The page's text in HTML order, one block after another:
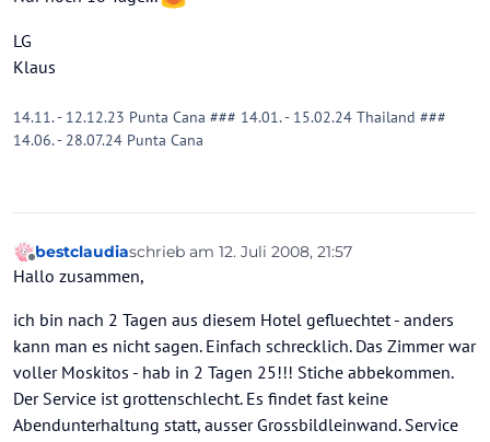
LG
Klaus
14.11. - 12.12.23 Punta Cana ### 14.01. - 15.02.24 Thailand ###
14.06. - 28.07.24 Punta Cana
Offline
bestclaudiaschrieb am 12. Juli 2008, 21:57
zuletzt editiert von
Hallo zusammen,
ich bin nach 2 Tagen aus diesem Hotel gefluechtet - anders
kann man es nicht sagen. Einfach schrecklich. Das Zimmer war
voller Moskitos - hab in 2 Tagen 25!!! Stiche abbekommen.
Der Service ist grottenschlecht. Es findet fast keine
Abendunterhaltung statt, ausser Grossbildleinwand. Service